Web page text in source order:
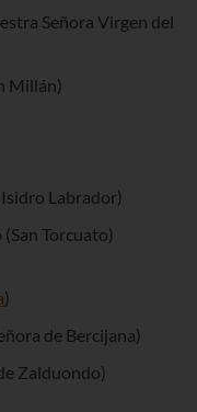
Señora Virgen del
Millán)
Labrador)
(San Torcuato)
)
de Bercijana)
Zalduondo)